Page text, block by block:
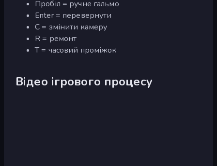
Пробіл = ручне гальмо
Enter = перевернути
C = змінити камеру
R = ремонт
T = часовий проміжок
Відео ігрового процесу